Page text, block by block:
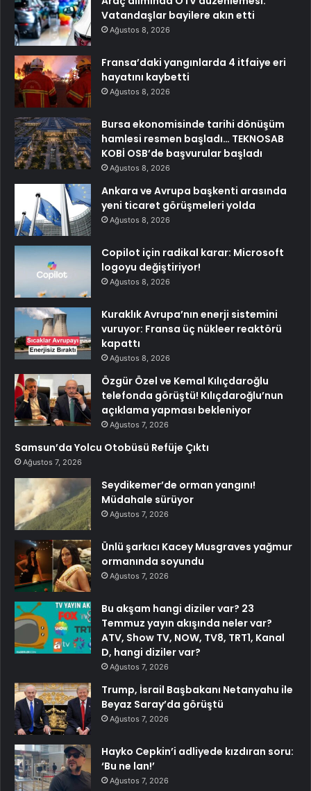
Vatandaşlar bayilere akın etti
Ağustos 8, 2026
Fransa’daki yangınlarda 4 itfaiye eri
hayatını kaybetti
Ağustos 8, 2026
Bursa ekonomisinde tarihi dönüşüm
hamlesi resmen başladı… TEKNOSAB
KOBİ OSB’de başvurular başladı
Ağustos 8, 2026
Ankara ve Avrupa başkenti arasında
yeni ticaret görüşmeleri yolda
Ağustos 8, 2026
Copilot için radikal karar: Microsoft
logoyu değiştiriyor!
Ağustos 8, 2026
Kuraklık Avrupa’nın enerji sistemini
vuruyor: Fransa üç nükleer reaktörü
kapattı
Ağustos 8, 2026
Özgür Özel ve Kemal Kılıçdaroğlu
telefonda görüştü! Kılıçdaroğlu’nun
açıklama yapması bekleniyor
Ağustos 7, 2026
Samsun’da Yolcu Otobüsü Refüje Çıktı
Ağustos 7, 2026
Seydikemer’de orman yangını!
Müdahale sürüyor
Ağustos 7, 2026
Ünlü şarkıcı Kacey Musgraves yağmur
ormanında soyundu
Ağustos 7, 2026
Bu akşam hangi diziler var? 23
Temmuz yayın akışında neler var?
ATV, Show TV, NOW, TV8, TRT1, Kanal
D, hangi diziler var?
Ağustos 7, 2026
Trump, İsrail Başbakanı Netanyahu ile
Beyaz Saray’da görüştü
Ağustos 7, 2026
Hayko Cepkin’i adliyede kızdıran soru:
‘Bu ne lan!’
Ağustos 7, 2026